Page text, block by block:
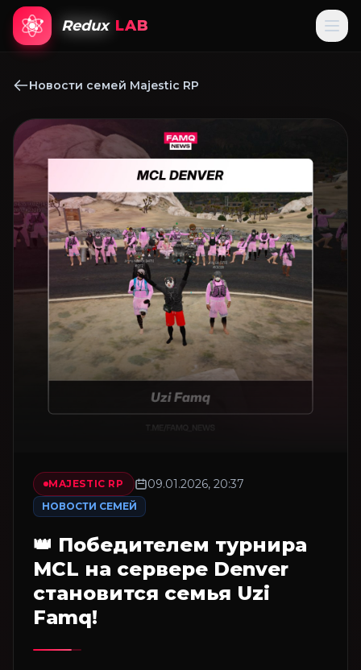
Redux LAB
Новости семей Majestic RP
MAJESTIC RP 09.01.2026, 20:37
НОВОСТИ СЕМЕЙ
👑 Победителем турнира
MCL на сервере Denver
становится семья Uzi
Famq!